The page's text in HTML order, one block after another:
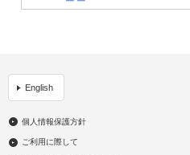
English
個人情報保護方針
ご利用に際して